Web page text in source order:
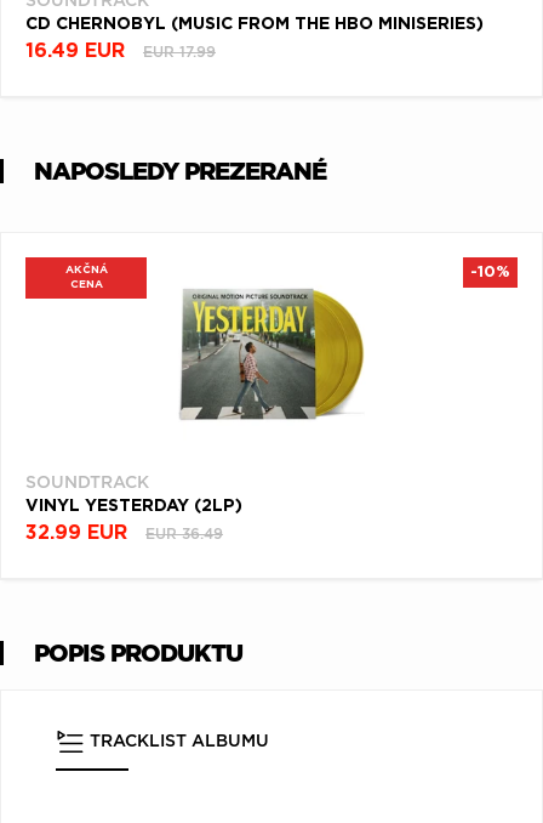
CD CHERNOBYL (MUSIC FROM THE HBO MINISERIES)
16.49 EUR EUR 17.99
NAPOSLEDY PREZERANÉ
AKČNÁ
CENA
SOUNDTRACK
VINYL YESTERDAY (2LP)
32.99 EUR EUR 36.49
-10%
POPIS PRODUKTU
TRACKLIST ALBUMU